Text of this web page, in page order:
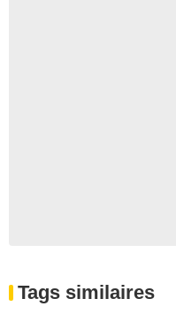
Tags similaires